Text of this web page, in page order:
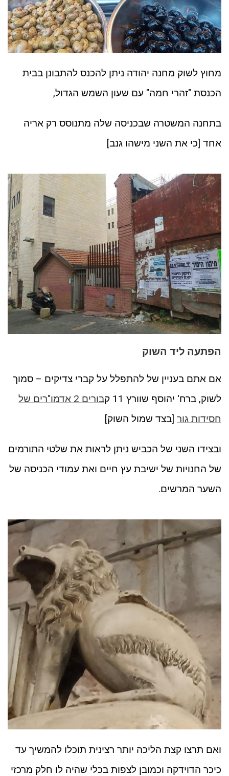
מחוץ לשוק מחנה יהודה ניתן להכנס להתבונן בבית
הכנסת "זהרי חמה" עם שעון השמש הגדול,
בתחנה המשטרה שבכניסה שלה מתנוסס רק אריה
אחד [כי את השני מישהו גנב]
הפתעה ליד השוק
אם אתם בעניין של להתפלל על קברי צדיקים – סמוך
לשוק, ברח' יהוסף שוורץ 11 ק
בורים 2 אדמו"רים של
חסידות גור [בצד שמול השוק]
ובצידו השני של הכביש ניתן לראות את שלטי התורמים
של החנויות של ישיבת עץ חיים ואת עמודי הכניסה של
השער המרשים.
ואם תרצו קצת הליכה יותר רצינית תוכלו להמשיך עד
כיכר הדוידקה וכמובן לצפות בכלי שהיה לו חלק מרכזי